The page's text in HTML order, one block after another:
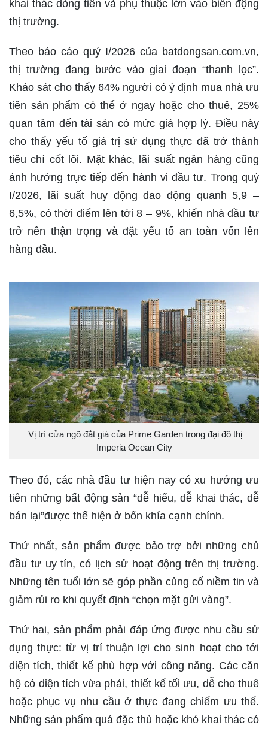
khai thác dòng tiền và phụ thuộc lớn vào biến động
thị trường.
Theo báo cáo quý I/2026 của batdongsan.com.vn,
thị trường đang bước vào giai đoạn “thanh lọc”.
Khảo sát cho thấy 64% người có ý định mua nhà ưu
tiên sản phẩm có thể ở ngay hoặc cho thuê, 25%
quan tâm đến tài sản có mức giá hợp lý. Điều này
cho thấy yếu tố giá trị sử dụng thực đã trở thành
tiêu chí cốt lõi. Mặt khác, lãi suất ngân hàng cũng
ảnh hưởng trực tiếp đến hành vi đầu tư. Trong quý
I/2026, lãi suất huy động dao động quanh 5,9 –
6,5%, có thời điểm lên tới 8 – 9%, khiến nhà đầu tư
trở nên thận trọng và đặt yếu tố an toàn vốn lên
hàng đầu.
Vị trí cửa ngõ đắt giá của Prime Garden trong đại đô thị
Imperia Ocean City
Theo đó, các nhà đầu tư hiện nay có xu hướng ưu
tiên những bất động sản “dễ hiểu, dễ khai thác, dễ
bán lại”được thể hiện ở bốn khía cạnh chính.
Thứ nhất, sản phẩm được bảo trợ bởi những chủ
đầu tư uy tín, có lịch sử hoạt động trên thị trường.
Những tên tuổi lớn sẽ góp phần củng cố niềm tin và
giảm rủi ro khi quyết định “chọn mặt gửi vàng”.
Thứ hai, sản phẩm phải đáp ứng được nhu cầu sử
dụng thực: từ vị trí thuận lợi cho sinh hoạt cho tới
diện tích, thiết kế phù hợp với công năng. Các căn
hộ có diện tích vừa phải, thiết kế tối ưu, dễ cho thuê
hoặc phục vụ nhu cầu ở thực đang chiếm ưu thế.
Những sản phẩm quá đặc thù hoặc khó khai thác có